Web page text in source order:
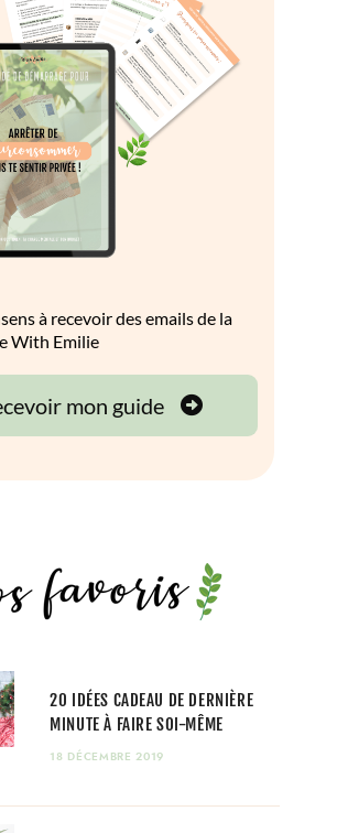
20 IDÉES CADEAU DE DERNIÈRE
MINUTE À FAIRE SOI-MÊME
18 DÉCEMBRE 2019